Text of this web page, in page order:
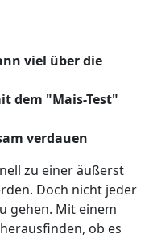
viel über die
dem "Mais-Test"
verdauen
zu einer äußerst
Doch nicht jeder
gehen. Mit einem
ob es